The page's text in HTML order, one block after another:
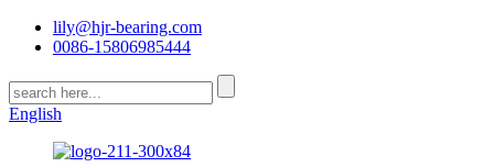
lily@hjr-bearing.com
0086-15806985444
English